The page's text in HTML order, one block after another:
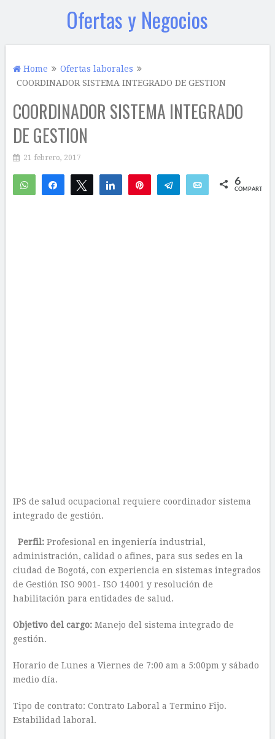
Ofertas y Negocios
Home
Ofertas laborales
COORDINADOR SISTEMA INTEGRADO DE GESTION
COORDINADOR SISTEMA INTEGRADO
DE GESTION
21 febrero, 2017
WhatsAppCompartirTwittear Compartir Telegram Email 6
COMPARTIR
IPS de salud ocupacional requiere coordinador sistema
integrado de gestión.
Perfil:Profesional en ingeniería industrial,
administración, calidad o afines, para sus sedes en la
ciudad de Bogotá, con experiencia en sistemas integrados
de Gestión ISO 9001- ISO 14001 y resolución de
habilitación para entidades de salud.
Objetivo del cargo:Manejo del sistema integrado de
gestión.
Horario de Lunes a Viernes de 7:00 am a 5:00pm y sábado
medio día.
Tipo de contrato: Contrato Laboral a Termino Fijo.
Estabilidad laboral.